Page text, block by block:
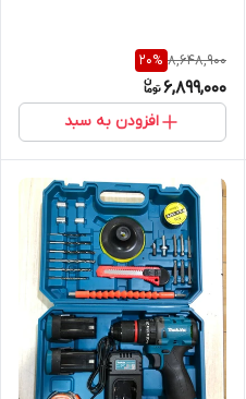
8,648,900
20%
6,899,000
افزودن به سبد